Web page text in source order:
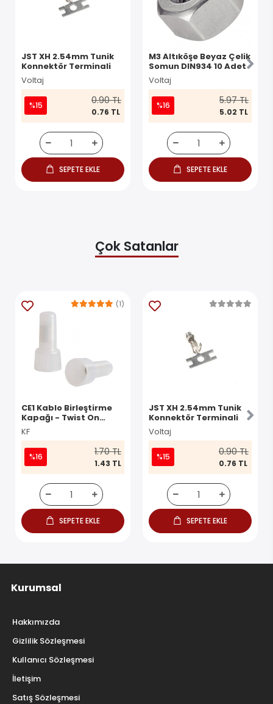
JST XH 2.54mm Tunik
Konnektör Terminali
Voltaj
%15 0.90 TL
0.76 TL
SEPETE EKLE
M3 Altıköşe Beyaz Çelik
Somun DIN934 10 Adet
Voltaj
%16 5.97 TL
5.02 TL
SEPETE EKLE
Çok Satanlar
CE1 Kablo Birleştirme
Kapağı - Twist On
Konnektör
KF
(1)
%16 1.70 TL
1.43 TL
SEPETE EKLE
JST XH 2.54mm Tunik
Konnektör Terminali
Voltaj
%15 0.90 TL
0.76 TL
SEPETE EKLE
Kurumsal
Hakkımızda
Gizlilik Sözleşmesi
Kullanıcı Sözleşmesi
İletişim
Satış Sözleşmesi